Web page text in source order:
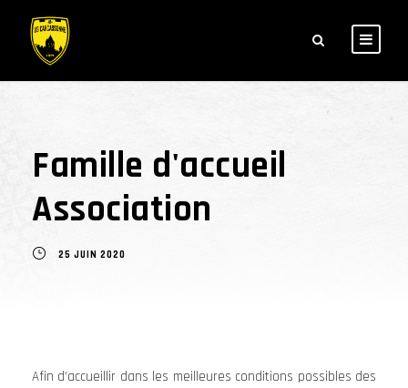
Famille d'accueil
Association
25 JUIN 2020
Afin d’accueillir dans les meilleures conditions possibles des